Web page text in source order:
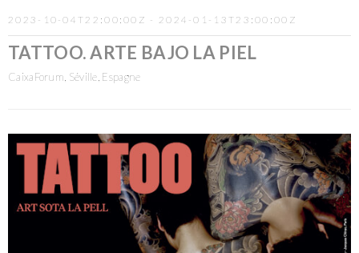
2023-10-04T22:00:00Z - 2024-01-13T23:00:00Z
TATTOO. ARTE BAJO LA PIEL
CaixaForum, Séville, Espagne